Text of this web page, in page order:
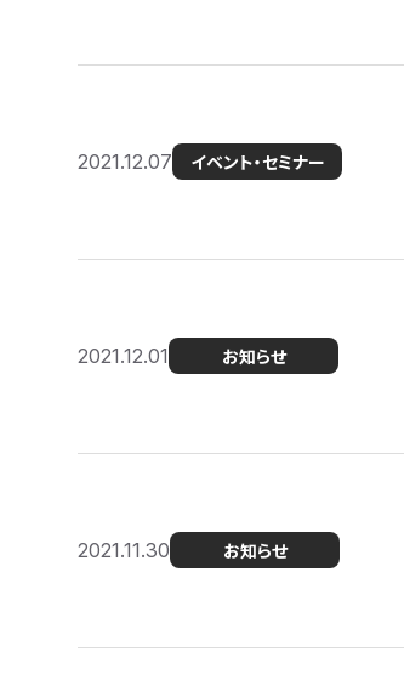
2021.12.07 イベント・セミナー
2021.12.01 お知らせ
2021.11.30 お知らせ